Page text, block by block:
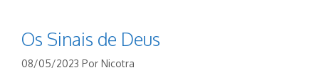
Os Sinais de Deus
08/05/2023 Por Nicotra